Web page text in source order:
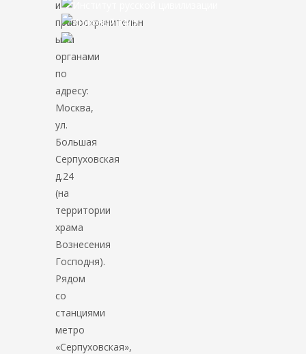
и
правоохранительн
ыми
органами
по
адресу:
Москва,
ул.
Большая
Серпуховская
д.24
(на
территории
храма
Вознесения
Господня).
Рядом
со
станциями
метро
«Серпуховская»,